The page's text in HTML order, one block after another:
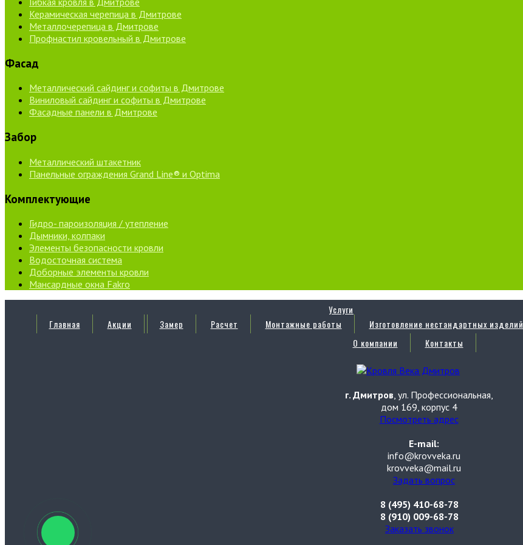
Керамическая черепица в Дмитрове
Металлочерепица в Дмитрове
Профнастил кровельный в Дмитрове
Фасад
Металлический сайдинг и софиты в Дмитрове
Виниловый сайдинг и софиты в Дмитрове
Фасадные панели в Дмитрове
Забор
Металлический штакетник
Панельные ограждения Grand Line® и Optima
Комплектующие
Гидро- пароизоляция / утепление
Дымники, колпаки
Элементы безопасности кровли
Водосточная система
Доборные элементы кровли
Мансардные окна Fakro
Главная Акции
Услуги
Замер
Расчет Монтажные работы Изготовление нестандартных изделий
О компании
Контакты
г. Дмитров, ул. Профессиональная,
дом 169, корпус 4
Посмотреть адрес
E-mail:
info@krovveka.ru
krovveka@mail.ru
Задать вопрос
8 (495) 410-68-78
8 (910) 009-68-78
Заказать звонок